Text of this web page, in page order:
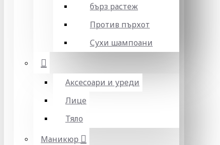
бърз растеж
Против пърхот
Сухи шампоани
Аксесоари и уреди
Лице
Тяло
Маникюр